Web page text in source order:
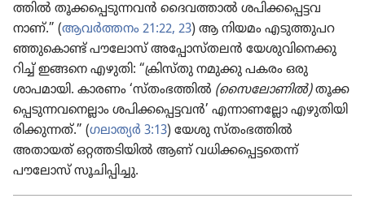
ത്തിൽ തൂക്ക​പ്പെ​ടു​ന്നവൻ ദൈവ​ത്താൽ ശപിക്ക​പ്പെ​ട്ട​വ​
നാണ്‌.” (ആവർത്തനം 21:22, 23) ആ നിയമം എടുത്തു​പ​റ​
ഞ്ഞു​കൊണ്ട്‌ പൗലോസ്‌ അപ്പോ​സ്‌തലൻ യേശു​വി​നെ​ക്കു​
റിച്ച്‌ ഇങ്ങനെ എഴുതി: “ക്രിസ്‌തു നമുക്കു പകരം ഒരു
ശാപമാ​യി. കാരണം ‘സ്‌തം​ഭ​ത്തിൽ (സൈ​ലോ​ണിൽ)തൂക്ക​
പ്പെ​ടു​ന്ന​വ​നെ​ല്ലാം ശപിക്ക​പ്പെ​ട്ടവൻ’ എന്നാണ​ല്ലോ എഴുതി​യി​
രി​ക്കു​ന്നത്‌.” (ഗലാത്യർ 3:13) യേശു സ്‌തം​ഭ​ത്തിൽ
അതായത്‌ ഒറ്റത്തടി​യിൽ ആണ്‌ വധിക്ക​പ്പെ​ട്ട​തെന്ന്‌
പൗലോസ്‌ സൂചി​പ്പി​ച്ചു.